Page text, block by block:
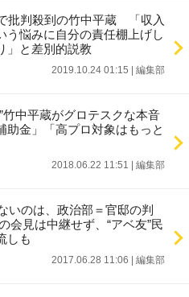
批判殺到の竹中平蔵 「収入
う悩みに自分の責任棚上げし
」と差別的説教
2019.10.24 01:15 編集部
竹中平蔵がグロテスクな本音
助金」「高プロ対象はもっと
2018.06.22 11:51 編集部
いのは、政治部＝官邸の判
会見は中継せず、“アベ友”民
しも
2017.06.28 11:06 編集部